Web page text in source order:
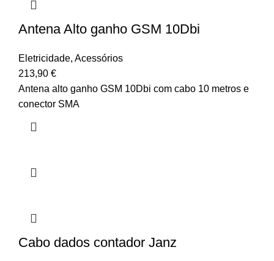
Antena Alto ganho GSM 10Dbi
Eletricidade, Acessórios
213,90 €
Antena alto ganho GSM 10Dbi com cabo 10 metros e
conector SMA
Cabo dados contador Janz